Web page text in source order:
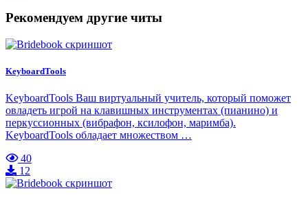
Рекомендуем другие читы
KeyboardTools
KeyboardTools Ваш виртуальный учитель, который поможет
овладеть игрой на клавишных инструментах (пианино) и
перкуссионных (вибрафон, ксилофон, маримба).
KeyboardTools обладает множеством …
40
12